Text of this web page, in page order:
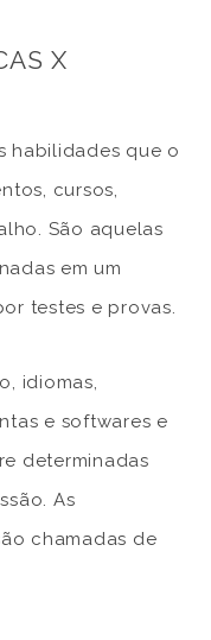
X
habilidades que o
cursos,
São aquelas
em um
testes e provas.
idiomas,
e softwares e
determinadas
As
chamadas de